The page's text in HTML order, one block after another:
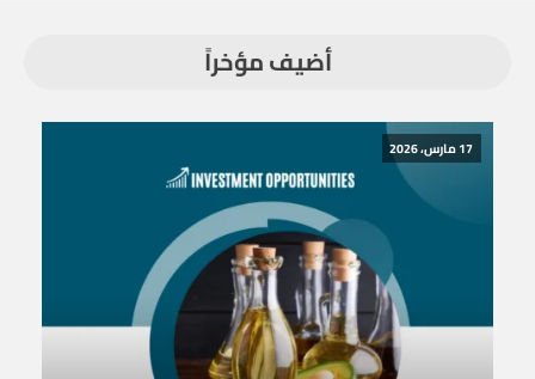
أضيف مؤخراً
17 مارس، 2026